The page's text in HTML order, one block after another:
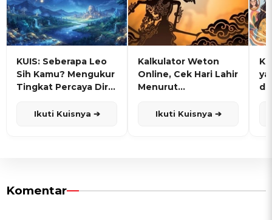
KUIS: Seberapa Leo
Sih Kamu? Mengukur
Tingkat Percaya Diri
Ikuti Kuisnya ➔
Kalkulator Weton
Online, Cek Hari Lahir
Menurut
Ikuti Kuisnya ➔
Komentar